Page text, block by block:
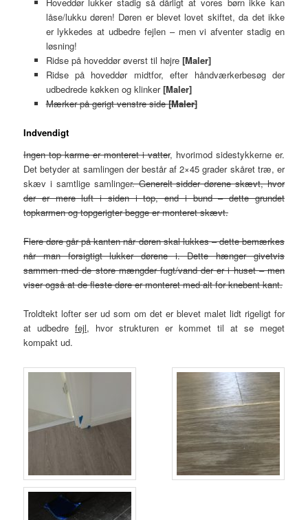
låse/lukku døren! Døren er blevet lovet skiftet, da det ikke
er lykkedes at udbedre fejlen – men vi afventer stadig en
løsning!
Ridse på hoveddør øverst til højre [Maler]
Ridse på hoveddør midtfor, efter håndværkerbesøg der
udbedrede køkken og klinker[Maler]
Mærker på gerigt venstre side[Maler]
Indvendigt
Ingen top karme er monteret i vatter, hvorimod sidestykkerne er.
Det betyder at samlingen der består af 2×45 grader skåret træ, er
skæv i samtlige samlinger. Generelt sidder dørene skævt, hvor
der er mere luft i siden i top, end i bund – dette grundet
topkarmen og topgerigter begge er monteret skævt.
Flere døre går på kanten når døren skal lukkes – dette bemærkes
når man forsigtigt lukker dørene i. Dette hænger givetvis
sammen med de store mængder fugt/vand der er i huset – men
viser også at de fleste døre er monteret med alt for knebent kant.
Troldtekt lofter ser ud som om det er blevet malet lidt rigeligt for
at udbedrefejl, hvor strukturen er kommet til at se meget
kompakt ud.